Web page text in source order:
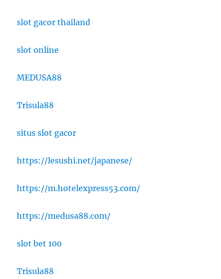
slot gacor thailand
slot online
MEDUSA88
Trisula88
situs slot gacor
https://lesushi.net/japanese/
https://m.hotelexpress53.com/
https://medusa88.com/
slot bet 100
Trisula88